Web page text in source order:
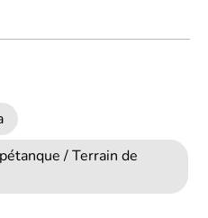
/ Terrain de